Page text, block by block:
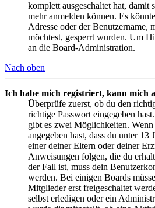
komplett ausgeschaltet hat, damit
mehr anmelden können. Es
Adresse oder der Benutzername,
möchtest, gesperrt wurden. Um
an die Board-Administration.
Nach oben
Ich habe mich registriert, kann mich
Überprüfe zuerst, ob du den
richtige Passwort eingegeben
gibt es zwei Möglichkeiten. Wenn
angegeben hast, dass du unter 13
einer deiner Eltern oder deiner
Anweisungen folgen, die du
der Fall ist, muss dein
werden. Bei einigen Boards
Mitglieder erst freigeschaltet
selbst erledigen oder ein